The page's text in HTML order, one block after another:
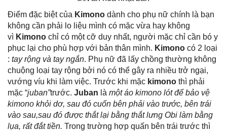
Điểm đặc biệt của Kimono dành cho phụ nữ chính là bạn
không cần phải lo liệu mình có mặc vừa hay không
vì Kimono chỉ có một cỡ duy nhất, người mặc chỉ cần bó y
phục lại cho phù hợp với bản thân mình. Kimono có 2 loại
: tay rộng và tay ngắn. Phụ nữ đã lấy chồng thường không
chuộng loại tay rộng bởi nó có thể gây ra nhiều trở ngại,
vướng víu khi làm việc. Trước khi mặc kimono thì phải
mặc “juban”trước. Juban là một áo kimono lót để bảo vệ
kimono khỏi dơ, sau đó cuốn bên phải vào trước, bên trái
vào sau,sau đó được thắt lại bằng thắt lưng Obi làm bằng
lụa, rất đắt tiền. Trong trường hợp quấn bên trái trước thì